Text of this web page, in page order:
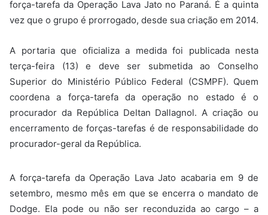
força-tarefa da Operação Lava Jato no Paraná. É a quinta
vez que o grupo é prorrogado, desde sua criação em 2014.
A portaria que oficializa a medida foi publicada nesta
terça-feira (13) e deve ser submetida ao Conselho
Superior do Ministério Público Federal (CSMPF). Quem
coordena a força-tarefa da operação no estado é o
procurador da República Deltan Dallagnol. A criação ou
encerramento de forças-tarefas é de responsabilidade do
procurador-geral da República.
A força-tarefa da Operação Lava Jato acabaria em 9 de
setembro, mesmo mês em que se encerra o mandato de
Dodge. Ela pode ou não ser reconduzida ao cargo – a